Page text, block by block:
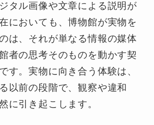
タル画像や文章による説明が
においても、博物館が実物を
は、それが単なる情報の媒体
者の思考そのものを動かす契
す。実物に向き合う体験は、
以前の段階で、観察や違和
に引き起こします。